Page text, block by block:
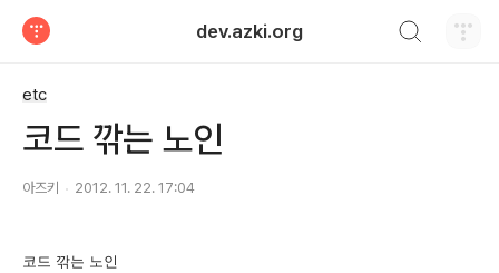
dev.azki.org
etc
코드 깎는 노인
아즈키 2012. 11. 22. 17:04
코드 깎는 노인